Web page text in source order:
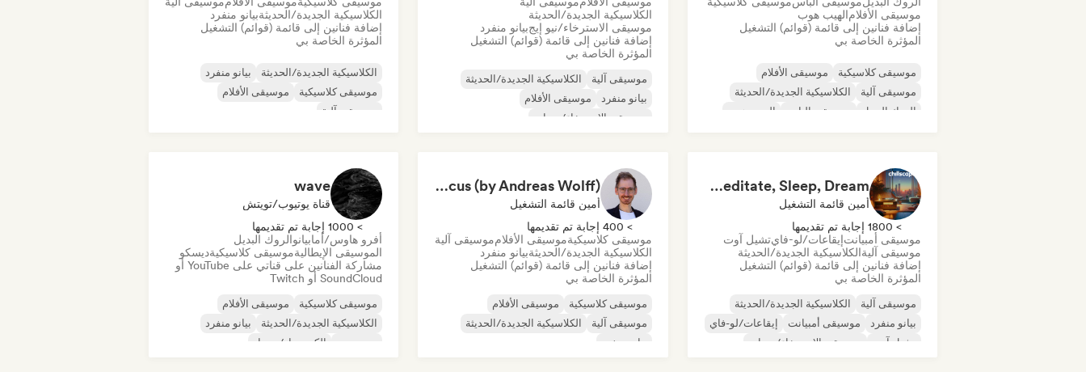
موسيقى الأفلامالهيب هوب
إضافة فنانين إلى قائمة (قوائم) التشغيل
المؤثرة الخاصة بي
موسيقى كلاسيكية
موسيقى الأفلام
موسيقى آلية
الكلاسيكية الجديدة/الحديثة
الروك البديل
موسيقى الباس
الهيب هوب
الكلاسيكية الجديدة/الحديثة
موسيقى الاسترخاء/نيو إيجبيانو منفرد
إضافة فنانين إلى قائمة (قوائم) التشغيل
المؤثرة الخاصة بي
موسيقى آلية
الكلاسيكية الجديدة/الحديثة
بيانو منفرد
موسيقى الأفلام
موسيقى الاسترخاء/نيو إيج
الكلاسيكية الجديدة/الحديثةبيانو منفرد
إضافة فنانين إلى قائمة (قوائم) التشغيل
المؤثرة الخاصة بي
الكلاسيكية الجديدة/الحديثة
بيانو منفرد
موسيقى كلاسيكية
موسيقى الأفلام
موسيقى آلية
Chillscapes ~ Relax, Concentrate, Meditate, Sleep, Dream
أمين قائمة التشغيل
> 1800 إجابة تم تقديمها
موسيقى أمبيانتإيقاعات/لو-فايتشيل آوت
موسيقى آليةالكلاسيكية الجديدة/الحديثة
إضافة فنانين إلى قائمة (قوائم) التشغيل
المؤثرة الخاصة بي
موسيقى آلية
الكلاسيكية الجديدة/الحديثة
بيانو منفرد
موسيقى أمبيانت
إيقاعات/لو-فاي
تشيل آوت
موسيقى الاسترخاء/نيو إيج
Piano Music to Focus (by Andreas Wolff)
أمين قائمة التشغيل
> 400 إجابة تم تقديمها
موسيقى كلاسيكيةموسيقى الأفلامموسيقى آلية
الكلاسيكية الجديدة/الحديثةبيانو منفرد
إضافة فنانين إلى قائمة (قوائم) التشغيل
المؤثرة الخاصة بي
موسيقى كلاسيكية
موسيقى الأفلام
موسيقى آلية
الكلاسيكية الجديدة/الحديثة
بيانو منفرد
wave
قناة يوتيوب/تويتش
> 1000 إجابة تم تقديمها
أفرو هاوس/أمابيانوالروك البديل
الموسيقى الإيطاليةموسيقى كلاسيكيةديسكو
مشاركة الفنانين على قناتي على YouTube أو
SoundCloud أو Twitch
موسيقى كلاسيكية
موسيقى الأفلام
الكلاسيكية الجديدة/الحديثة
بيانو منفرد
إلكترو جاز/نو جاز